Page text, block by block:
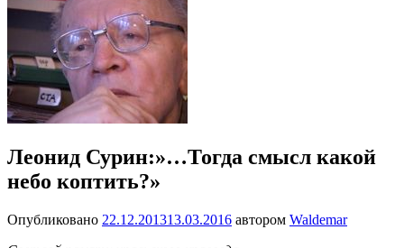
Леонид Сурин:»…Тогда смысл какой
небо коптить?»
Опубликовано 22.12.201313.03.2016 автором Waldemar